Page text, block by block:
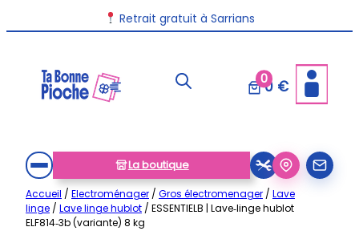
au
Retrait gratuit à Sarrians
00 €
La boutique
Accueil / Electroménager / Gros électromenager / Lave
linge / Lave linge hublot / ESSENTIELB | Lave‑linge hublot
ELF814‑3b (variante) 8 kg